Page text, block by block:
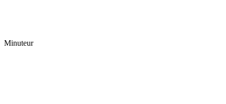
Minuteur